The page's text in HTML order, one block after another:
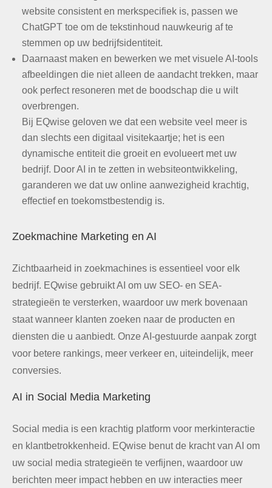
website consistent en merkspecifiek is, passen we
ChatGPT toe om de tekstinhoud nauwkeurig af te
stemmen op uw bedrijfsidentiteit.
Daarnaast maken en bewerken we met visuele AI-tools
afbeeldingen die niet alleen de aandacht trekken, maar
ook perfect resoneren met de boodschap die u wilt
overbrengen.
Bij EQwise geloven we dat een website veel meer is
dan slechts een digitaal visitekaartje; het is een
dynamische entiteit die groeit en evolueert met uw
bedrijf. Door AI in te zetten in websiteontwikkeling,
garanderen we dat uw online aanwezigheid krachtig,
effectief en toekomstbestendig is.
Zoekmachine Marketing en AI
Zichtbaarheid in zoekmachines is essentieel voor elk
bedrijf. EQwise gebruikt AI om uw SEO- en SEA-
strategieën te versterken, waardoor uw merk bovenaan
staat wanneer klanten zoeken naar de producten en
diensten die u aanbiedt. Onze AI-gestuurde aanpak zorgt
voor betere rankings, meer verkeer en, uiteindelijk, meer
conversies.
AI in Social Media Marketing
Social media is een krachtig platform voor merkinteractie
en klantbetrokkenheid. EQwise benut de kracht van AI om
uw social media strategieën te verfijnen, waardoor uw
berichten meer impact hebben en uw interacties meer